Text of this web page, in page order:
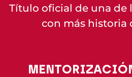
Título oficial de una de
con más historia